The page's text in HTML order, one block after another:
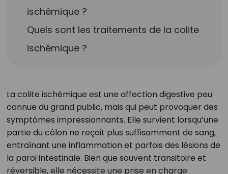
ischémique ?
Quels sont les traitements de la colite
ischémique ?
La colite ischémique est une affection digestive peu
connue du grand public, mais qui peut provoquer des
symptômes impressionnants. Elle survient lorsqu’une
partie du côlon ne reçoit plus suffisamment de sang,
entraînant une inflammation et parfois des lésions de
la paroi intestinale. Bien que souvent transitoire et
réversible, elle nécessite une prise en charge